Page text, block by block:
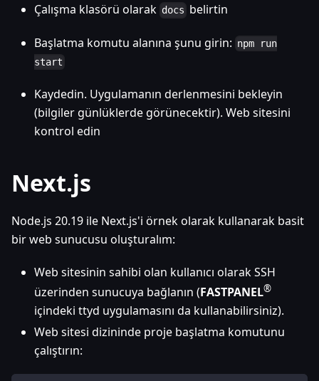
Çalışma klasörü olarak docs belirtin
Başlatma komutu alanına şunu girin: npm run
start
Kaydedin. Uygulamanın derlenmesini bekleyin
(bilgiler günlüklerde görünecektir). Web sitesini
kontrol edin
Next.js
Node.js 20.19 ile Next.js'i örnek olarak kullanarak basit
bir web sunucusu oluşturalım:
Web sitesinin sahibi olan kullanıcı olarak SSH
üzerinden sunucuya bağlanın (FASTPANEL®
içindeki ttyd uygulamasını da kullanabilirsiniz).
Web sitesi dizininde proje başlatma komutunu
çalıştırın: